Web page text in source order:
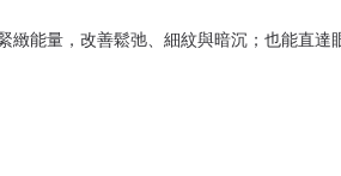
能量，改善鬆弛、細紋與暗沉；也能直